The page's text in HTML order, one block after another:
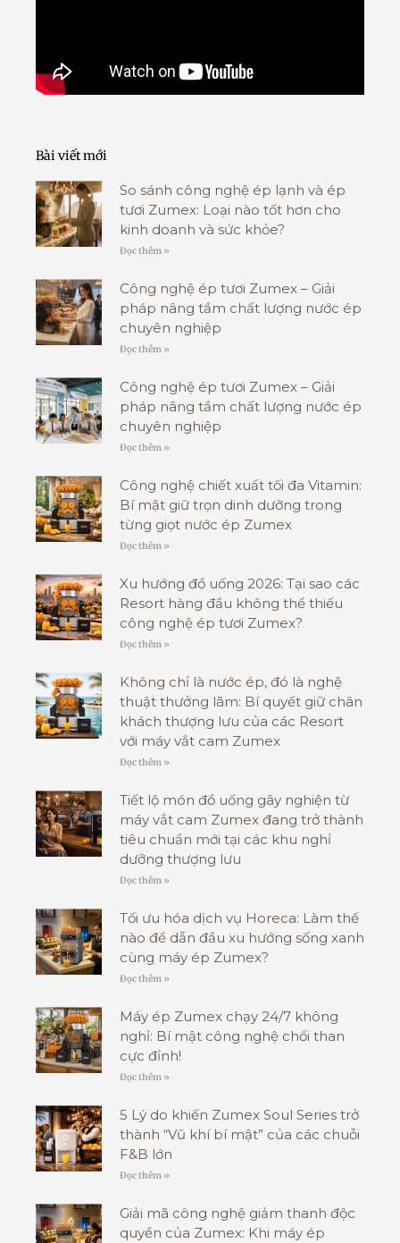
Bài viết mới
So sánh công nghệ ép lạnh và ép
tươi Zumex: Loại nào tốt hơn cho
kinh doanh và sức khỏe?
Đọc thêm »
Công nghệ ép tươi Zumex – Giải
pháp nâng tầm chất lượng nước ép
chuyên nghiệp
Đọc thêm »
Công nghệ ép tươi Zumex – Giải
pháp nâng tầm chất lượng nước ép
chuyên nghiệp
Đọc thêm »
Công nghệ chiết xuất tối đa Vitamin:
Bí mật giữ trọn dinh dưỡng trong
từng giọt nước ép Zumex
Đọc thêm »
Xu hướng đồ uống 2026: Tại sao các
Resort hàng đầu không thể thiếu
công nghệ ép tươi Zumex?
Đọc thêm »
Không chỉ là nước ép, đó là nghệ
thuật thưởng lãm: Bí quyết giữ chân
khách thượng lưu của các Resort
với máy vắt cam Zumex
Đọc thêm »
Tiết lộ món đồ uống gây nghiện từ
máy vắt cam Zumex đang trở thành
tiêu chuẩn mới tại các khu nghỉ
dưỡng thượng lưu
Đọc thêm »
Tối ưu hóa dịch vụ Horeca: Làm thế
nào để dẫn đầu xu hướng sống xanh
cùng máy ép Zumex?
Đọc thêm »
Máy ép Zumex chạy 24/7 không
nghỉ: Bí mật công nghệ chổi than
cực đỉnh!
Đọc thêm »
5 Lý do khiến Zumex Soul Series trở
thành “Vũ khí bí mật” của các chuỗi
F&B lớn
Đọc thêm »
Giải mã công nghệ giảm thanh độc
quyền của Zumex: Khi máy ép